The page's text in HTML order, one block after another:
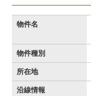
物件名
物件種別
所在地
沿線情報